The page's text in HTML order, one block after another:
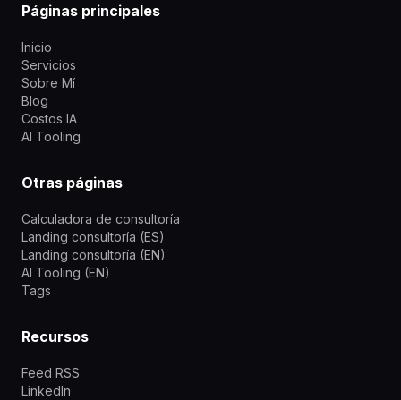
Páginas principales
Inicio
Servicios
Sobre Mí
Blog
Costos IA
AI Tooling
Otras páginas
Calculadora de consultoría
Landing consultoría (ES)
Landing consultoría (EN)
AI Tooling (EN)
Tags
Recursos
Feed RSS
LinkedIn